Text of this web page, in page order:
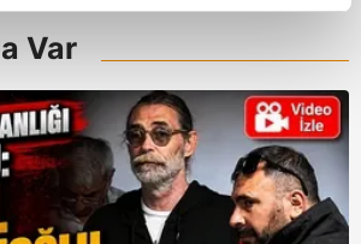
karşılamak noktasında tek gelir
sizlere hatırlatmak isteriz.
bu çerezlere izin vermedikleri
hedefli reklamlar
hizmet sunabilmek için İnternet
Var